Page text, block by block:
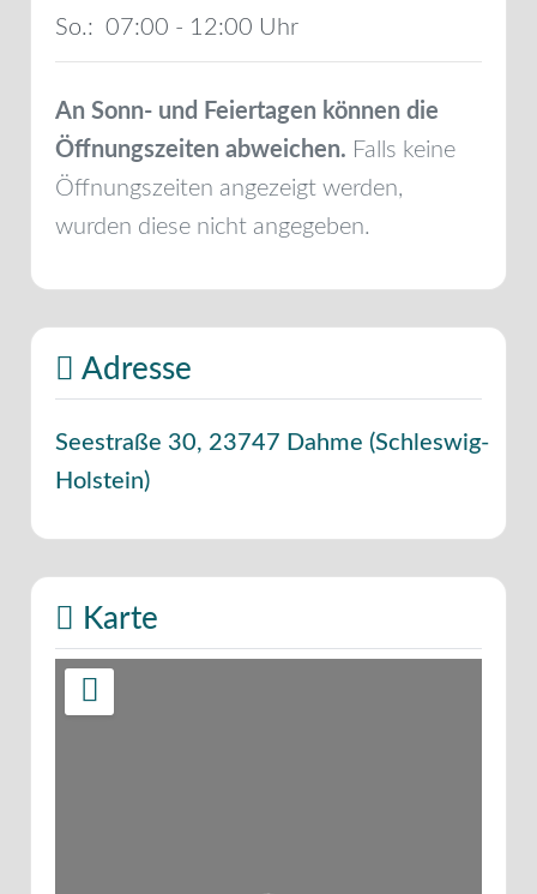
So.: 07:00 - 12:00
An Sonn- und Feiertagen können die
Öffnungszeiten abweichen. Falls keine
Öffnungszeiten angezeigt werden,
wurden diese nicht angegeben.
Adresse
Seestraße 30, 23747 Dahme (Schleswig-
Holstein)
Karte